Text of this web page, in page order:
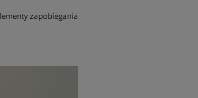
zapobiegania